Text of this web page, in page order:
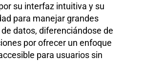
su interfaz intuitiva y su
para manejar grandes
datos, diferenciándose de
por ofrecer un enfoque
para usuarios sin